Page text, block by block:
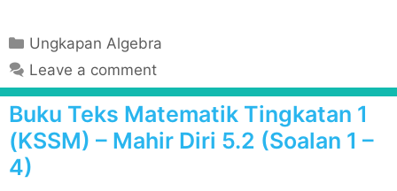
C
a
t
e
g
o
r
Ungkapan Algebra
Leave a comment
Buku Teks Matematik Tingkatan 1
(KSSM) – Mahir Diri 5.2 (Soalan 1 –
4)